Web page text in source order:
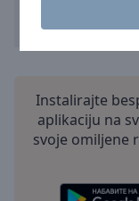
Instalirajte
aplikaciju na
svoje omiljene